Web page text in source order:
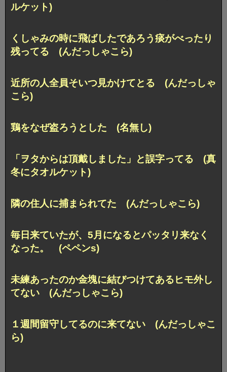
ルケット)
くしゃみの時に飛ばしたであろう痰がべったり
残ってる (んだっしゃこら)
近所の人全員そいつ見かけてとる (んだっしゃ
こら)
鶏をなぜ盗ろうとした (名無し)
「ヲタからは頂戴しました」と誤字ってる (真
冬にタオルケット)
隣の住人に捕まられてた (んだっしゃこら)
毎日来ていたが、5月になるとパッタリ来なく
なった。 (ペペンs)
未練あったのか金塊に結びつけてあるヒモ外し
てない (んだっしゃこら)
１週間留守してるのに来てない (んだっしゃこ
ら)